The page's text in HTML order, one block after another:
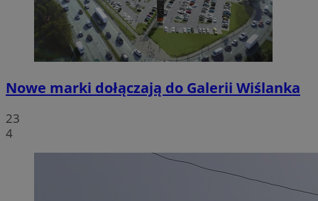
Nowe marki dołączają do Galerii Wiślanka
23
4